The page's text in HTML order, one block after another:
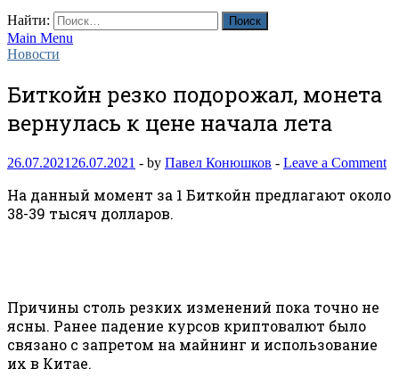
Найти:
Main Menu
Новости
Биткойн резко подорожал, монета
вернулась к цене начала лета
26.07.2021 26.07.2021 - by Павел Конюшков - Leave a Comment
На данный момент за 1 Биткойн предлагают около
38-39 тысяч долларов.
Причины столь резких изменений пока точно не
ясны. Ранее падение курсов криптовалют было
связано с запретом на майнинг и использование
их в Китае.